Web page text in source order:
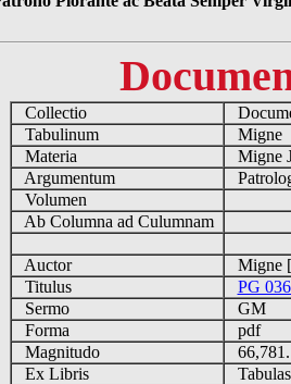
Collectio
Tabulinum
Migne
Materia
Migne
Argumentum
Volumen
Ab Columna ad Culumnam
Auctor
Migne
Titulus
PG
Sermo
GM
Forma
pdf
Magnitudo
Ex Libris